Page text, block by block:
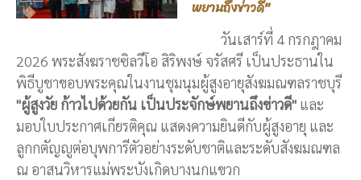
พยานถึงข่าวดี"
วันเสาร์ที่ 4 กรกฎาคม
2026 พระสังฆราชซิลวีโอ สิริพงษ์ จรัสศรี เป็นประธานใน
พิธีบูชาขอบพระคุณในงานชุมนุมผู้สูงอายุสังฆมณฑลราชบุรี
"ผู้สูงวัย ก้าวไปด้วยกัน เป็นประจักษ์พยานถึงข่าวดี" และ
มอบใบประกาศเกียรติคุณ แสดงความยินดีกับผู้สูงอายุ และ
ลูกกตัญญูต่อบุพการีตัวอย่างระดับชาติและระดับสังฆมณฑล
ณ อาสนวิหารแม่พระบังเกิดบางนกแขวก